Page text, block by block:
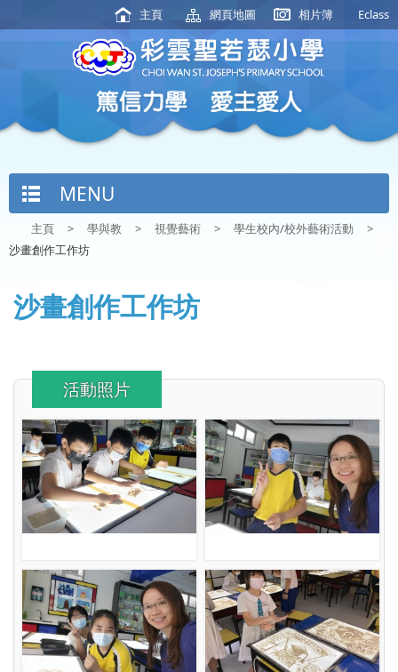
主頁 網頁地圖 相片簿 Eclass
MENU
主頁 > 學與教 > 視覺藝術 > 學生校內/校外藝術活動
>
沙畫創作工作坊
沙畫創作工作坊
活動照片